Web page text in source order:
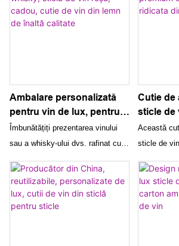
Ambalare personalizată
pentru vin de lux, pentru
whisky, sticlă de vin roșu,
cadou, cutie de vin din
Îmbunătățiți prezentarea vinului
sau a whisky-ului dvs. rafinat cu
ambalajul nostru personalizat
pentru vinuri de lux. Această cutie
cadou din lemn de înaltă calitate
este modalitatea perfectă de a
Cutie de
sticle de
cu
Această
sticle de
premium
fabrică
de a
cadou.